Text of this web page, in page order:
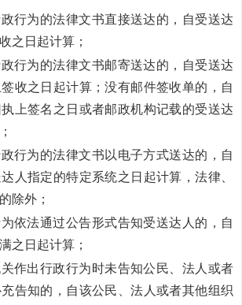
政行为的法律文书直接送达的，自受送达
之日起计算；
政行为的法律文书邮寄送达的，自受送达
收之日起计算；没有邮件签收单的，自
上签名之日或者邮政机构记载的受送达
政行为的法律文书以电子方式送达的，自
人指定的特定系统之日起计算，法律、
除外；
为依法通过公告形式告知受送达人的，自
之日起计算；
关作出行政行为时未告知公民、法人或者
告知的，自该公民、法人或者其他组织